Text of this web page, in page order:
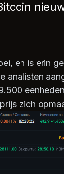
en is erin
analisten
zich